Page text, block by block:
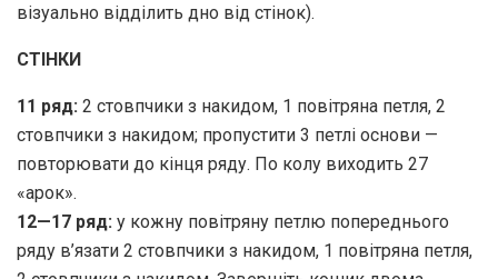
візуально відділить дно від стінок).
СТІНКИ
11 ряд: 2 стовпчики з накидом, 1 повітряна петля, 2
стовпчики з накидом; пропустити 3 петлі основи —
повторювати до кінця ряду. По колу виходить 27
«арок».
12—17 ряд: у кожну повітряну петлю попереднього
ряду в’язати 2 стовпчики з накидом, 1 повітряна петля,